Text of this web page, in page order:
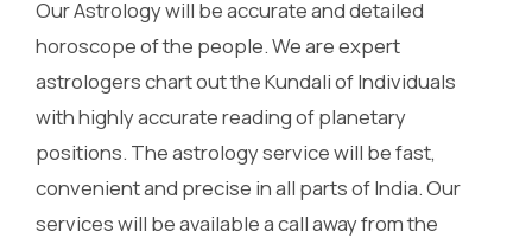
Our Astrology will be accurate and detailed
horoscope of the people. We are expert
astrologers chart out the Kundali of Individuals
with highly accurate reading of planetary
positions. The astrology service will be fast,
convenient and precise in all parts of India. Our
services will be available a call away from the